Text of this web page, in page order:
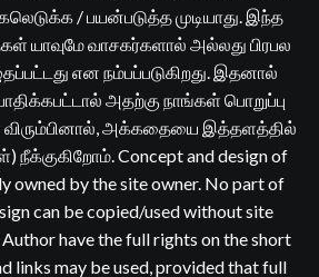
/ பயன்படுத்த முடியாது. இந்த
யாவுமே வாசகர்களால் அல்லது பிரபல
என நம்பப்படுகிறது. இதனால்
அதற்கு நாங்கள் பொறுப்பு
விரும்பினால், அக்கதையை இத்தளத்தில்
நீக்குகிறோம். Concept and design of
owned by the site owner. No part of
can be copied/used without site
Author have the full rights on the short
links may be used, provided that full